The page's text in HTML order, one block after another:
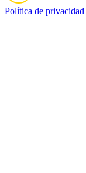
Política de privacidad